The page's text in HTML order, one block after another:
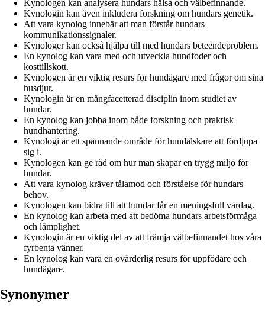
Kynologen kan analysera hundars hälsa och välbefinnande.
Kynologin kan även inkludera forskning om hundars genetik.
Att vara kynolog innebär att man förstår hundars
kommunikationssignaler.
Kynologer kan också hjälpa till med hundars beteendeproblem.
En kynolog kan vara med och utveckla hundfoder och
kosttillskott.
Kynologen är en viktig resurs för hundägare med frågor om sina
husdjur.
Kynologin är en mångfacetterad disciplin inom studiet av
hundar.
En kynolog kan jobba inom både forskning och praktisk
hundhantering.
Kynologi är ett spännande område för hundälskare att fördjupa
sig i.
Kynologen kan ge råd om hur man skapar en trygg miljö för
hundar.
Att vara kynolog kräver tålamod och förståelse för hundars
behov.
Kynologen kan bidra till att hundar får en meningsfull vardag.
En kynolog kan arbeta med att bedöma hundars arbetsförmåga
och lämplighet.
Kynologin är en viktig del av att främja välbefinnandet hos våra
fyrbenta vänner.
En kynolog kan vara en ovärderlig resurs för uppfödare och
hundägare.
Synonymer